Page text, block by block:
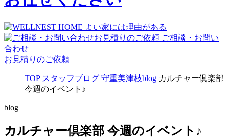
ご相談・お問い
合わせ
お見積りのご依頼
TOP スタッフブログ 守重美津枝blog カルチャー倶楽部
今週のイベント♪
blog
カルチャー倶楽部 今週のイベント♪